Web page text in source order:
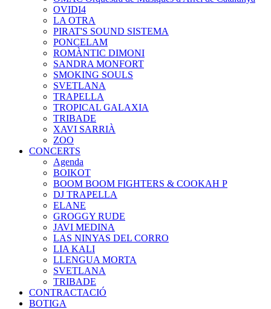
OVIDI4
LA OTRA
PIRAT'S SOUND SISTEMA
PONCELAM
ROMÀNTIC DIMONI
SANDRA MONFORT
SMOKING SOULS
SVETLANA
TRAPELLA
TROPICAL GALAXIA
TRIBADE
XAVI SARRIÀ
ZOO
CONCERTS
Agenda
BOIKOT
BOOM BOOM FIGHTERS & COOKAH P
DJ TRAPELLA
ELANE
GROGGY RUDE
JAVI MEDINA
LAS NINYAS DEL CORRO
LIA KALI
LLENGUA MORTA
SVETLANA
TRIBADE
CONTRACTACIÓ
BOTIGA